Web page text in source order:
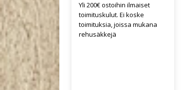
Yli 200€ ostoihin ilmaiset
toimituskulut. Ei koske
toimituksia, joissa mukana
rehusäkkejä